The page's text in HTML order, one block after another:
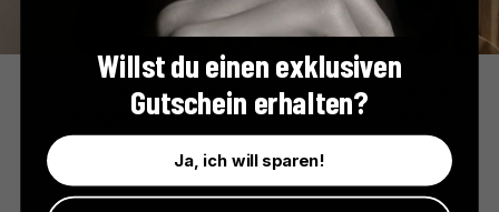
Coucke
Seit 1931 bringt Coucke französisches Flair in die Küche. Die
hochwertigen Jacquard-Geschirrtücher aus 100 % Baumwolle
verbinden traditionelle Motive mit moderner Qualität und sind ein
Ausdruck französischer Lebensart.
Willst du einen exklusiven
Gutschein erhalten?
Ja, ich will sparen!